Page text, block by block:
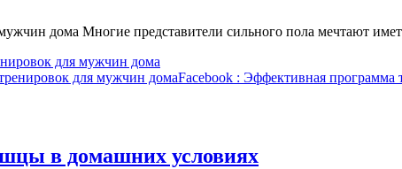
дома Многие представители сильного пола мечтают
для мужчин дома
для мужчин домаFacebook : Эффективная программа
в домашних условиях